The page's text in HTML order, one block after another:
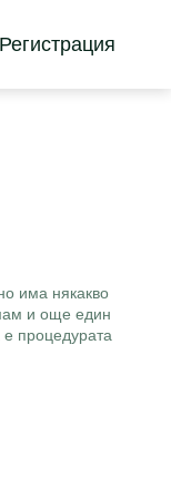
Регистрация
има някакво
и още един
процедурата